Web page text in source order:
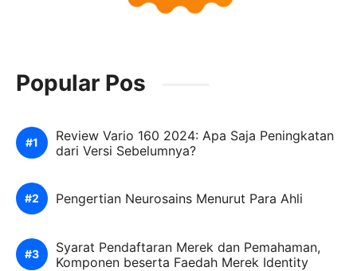
Popular Pos
Review Vario 160 2024: Apa Saja Peningkatan
dari Versi Sebelumnya?
Pengertian Neurosains Menurut Para Ahli
Syarat Pendaftaran Merek dan Pemahaman,
Komponen beserta Faedah Merek Identity